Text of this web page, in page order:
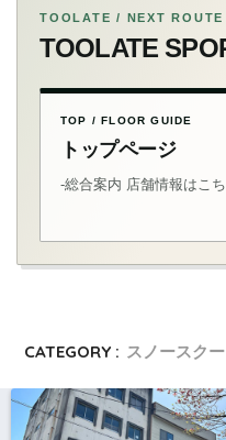
TOOLATE / NEXT ROUTE
TOOLATE
TOP / FLOOR GUIDE
トップページ
-総合案内 店舗情報はこち
CATEGORY : スノースク